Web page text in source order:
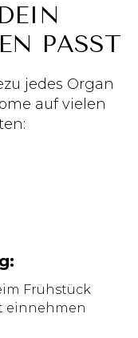
PASST
jedes Organ
auf vielen
Frühstück
einnehmen